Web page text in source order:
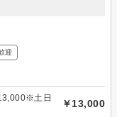
迎
土日
￥13,000